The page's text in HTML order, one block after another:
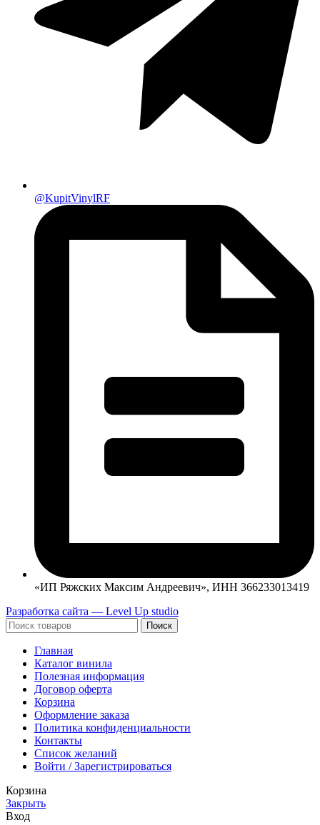
@KupitVinylRF
«ИП Ряжских Максим Андреевич», ИНН 366233013419
Разработка сайта — Level Up studio
Поиск
Главная
Каталог винила
Полезная информация
Договор оферта
Корзина
Оформление заказа
Политика конфиденциальности
Контакты
Список желаний
Войти / Зарегистрироваться
Корзина
Закрыть
Вход